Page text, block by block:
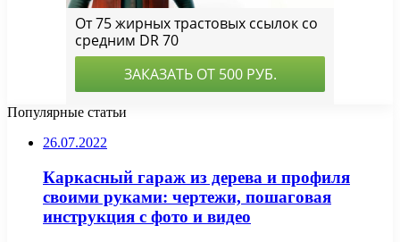
Популярные статьи
26.07.2022
Каркасный гараж из дерева и профиля
своими руками: чертежи, пошаговая
инструкция с фото и видео